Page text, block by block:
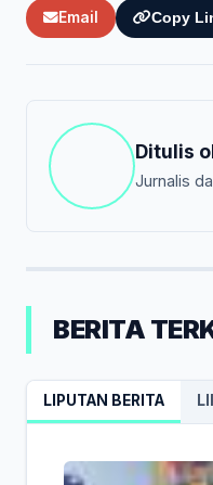
Email Copy
Ditulis
Jurnalis
BERITA
LIPUTAN BERITA